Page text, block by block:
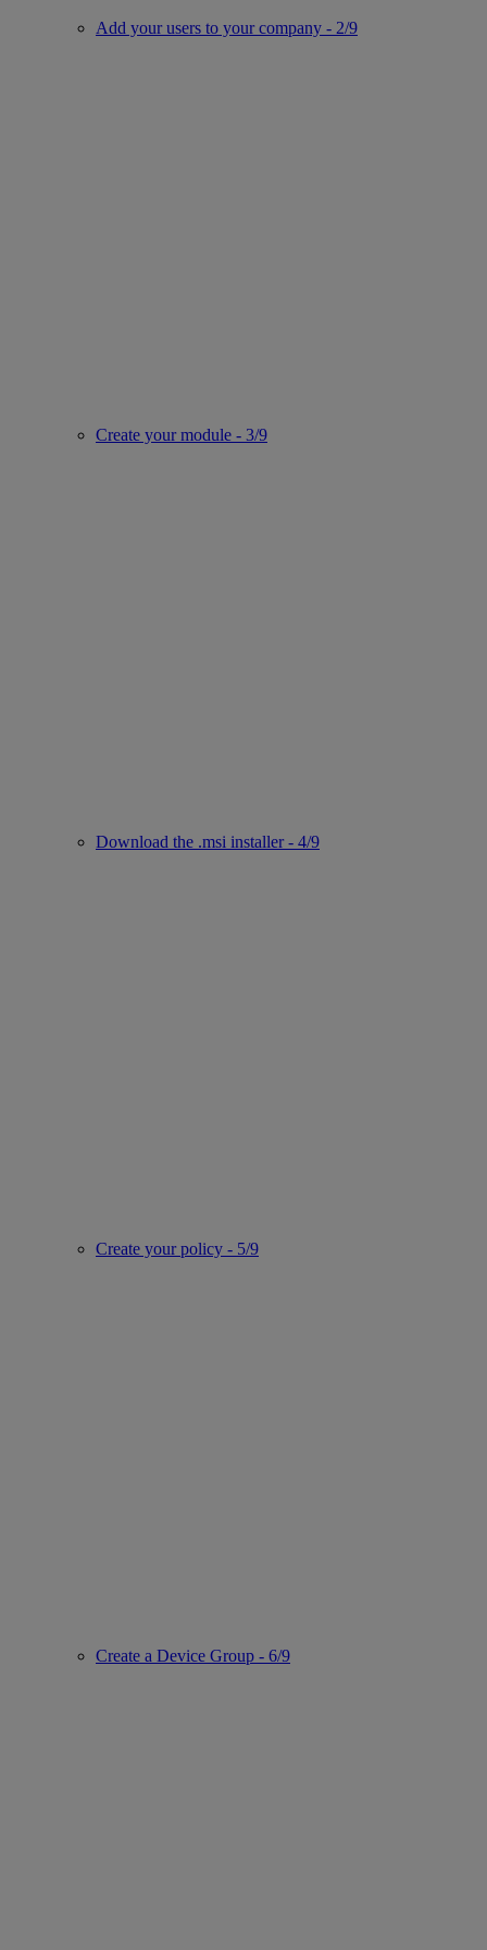
Add your users to your company - 2/9
Create your module - 3/9
Download the .msi installer - 4/9
Create your policy - 5/9
Create a Device Group - 6/9